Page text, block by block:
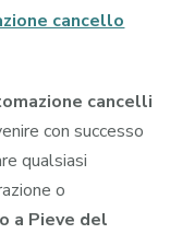
cancello
cancelli
con successo
qualsiasi
o
a Pieve del